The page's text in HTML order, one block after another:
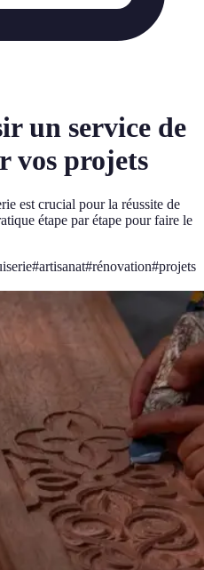
un service de
vos projets
est crucial pour la réussite de
étape par étape pour faire le
#artisanat#rénovation#projets